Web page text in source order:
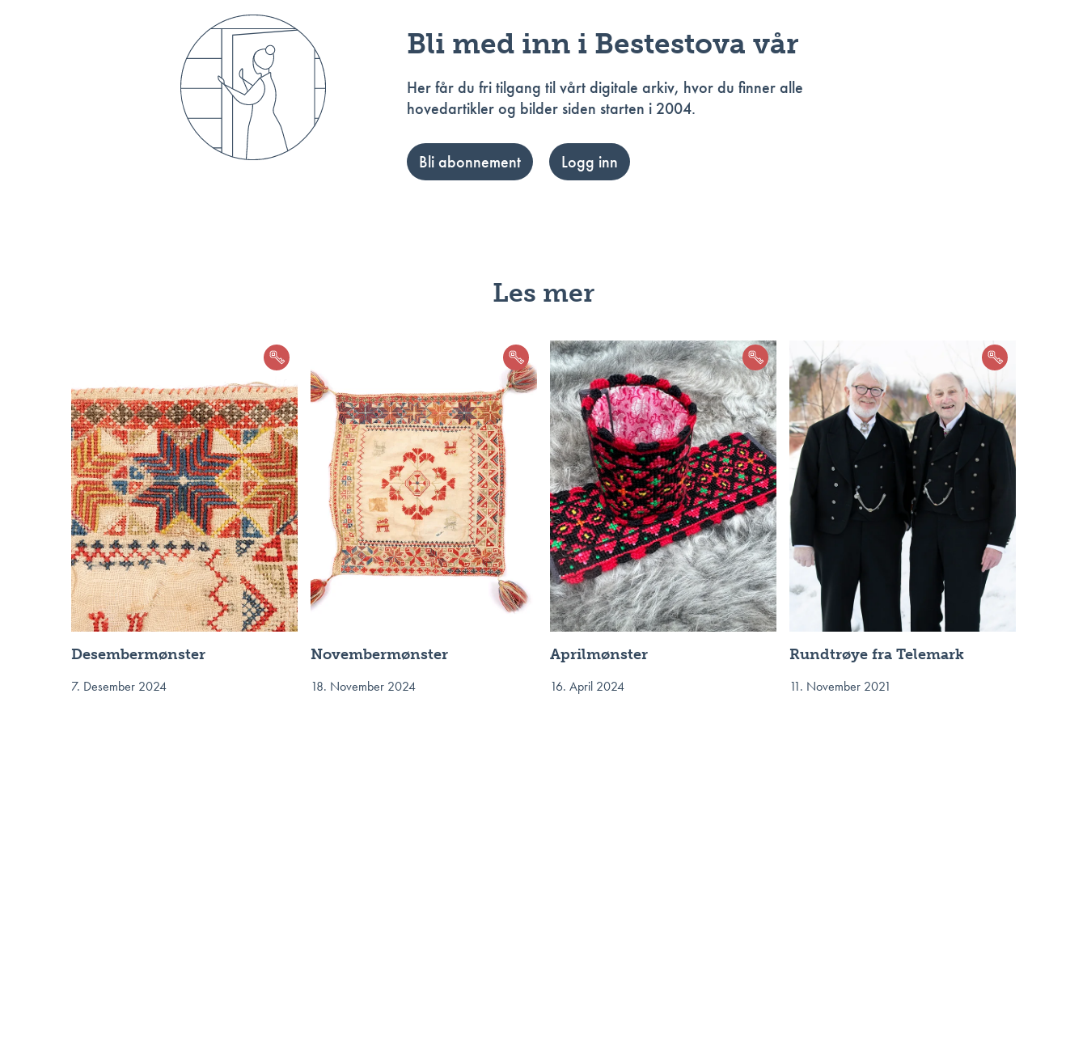
Bli med inn i Bestestova vår
Her får du fri tilgang til vårt digitale arkiv, hvor du finner alle
hovedartikler og bilder siden starten i 2004.
Bli abonnement Logg inn
Les mer
Desembermønster
7. Desember 2024
Novembermønster
18. November 2024
Aprilmønster
16. April 2024
Rundtrøye fra Telemark
11. November 2021